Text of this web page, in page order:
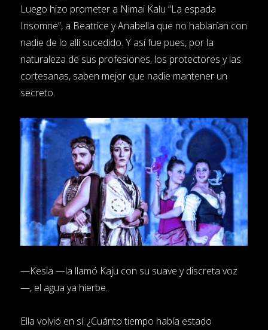
Luego hizo prometer a Nimai Kalu “La espada
Insomne”, a Beatrice y Anabella que no hablarían con
nadie de lo allí sucedido. Y así fue pues, por la
naturaleza de sus profesiones, los protectores y las
cortesanas, saben mejor que nadie mantener un
secreto.
—Kesia —la llamó Kaju con su suave y discreta voz
—, el agua ya hierbe.
Ella volvió en sí. ¿Cuánto tiempo había estado